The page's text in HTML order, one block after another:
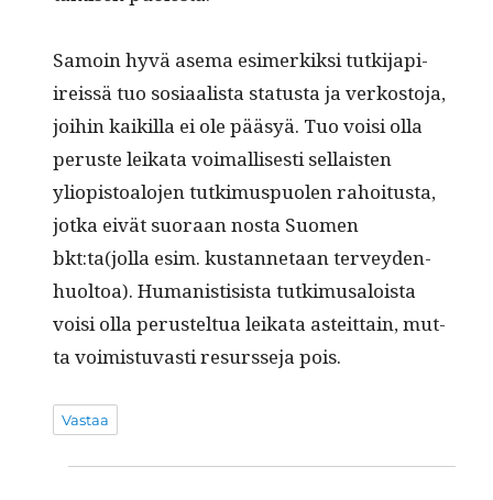
Samoin hyvä ase­ma esimerkik­si tutk­i­japi­
ireis­sä tuo sosi­aal­ista sta­tus­ta ja verkos­to­ja,
joi­hin kaikil­la ei ole pääsyä. Tuo voisi olla
peruste leika­ta voimallis­es­ti sel­l­ais­ten
yliopis­toalo­jen tutkimus­puolen rahoi­tus­ta,
jot­ka eivät suo­raan nos­ta Suomen
bkt:ta(jolla esim. kus­tan­netaan ter­vey­den­
huoltoa). Human­is­ti­sista tutkimusa­loista
voisi olla perustel­tua leika­ta asteit­tain, mut­
ta voimis­tu­vasti resursse­ja pois.
Vastaa